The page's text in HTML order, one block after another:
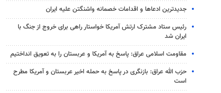
جدیدترین ادعاها و اقدامات خصمانه واشنگتن علیه ایران
رئیس ستاد مشترک ارتش آمریکا خواستار راهی برای خروج از جنگ با
ایران شد
مقاومت اسلامی عراق: پاسخ به آمریکا و عربستان را به تعویق انداختیم
حزب الله عراق: بازنگری در پاسخ به حمله اخیر عربستان و آمریکا مطرح
است